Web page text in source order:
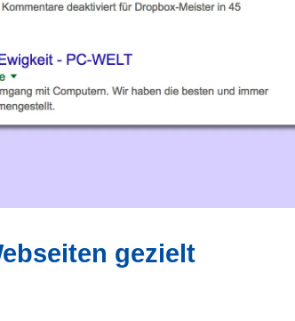
gezielt